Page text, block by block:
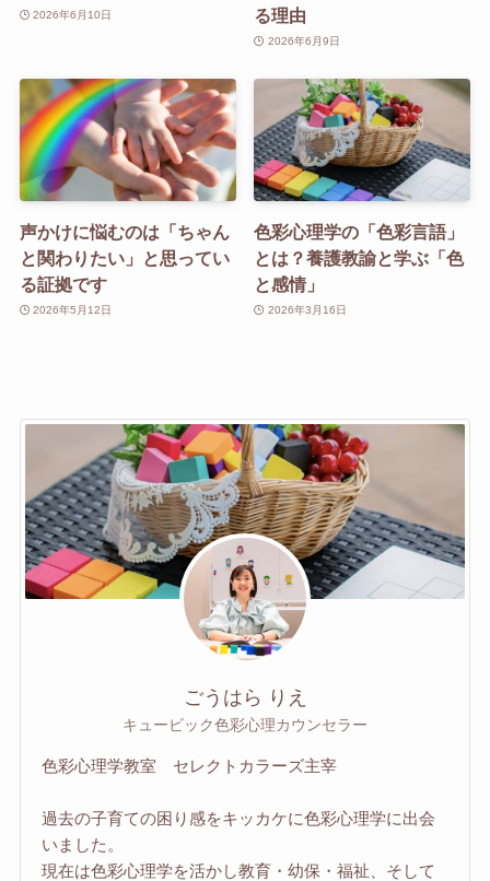
2026年6月10日
る理由
2026年6月9日
声かけに悩むのは「ちゃん
と関わりたい」と思ってい
る証拠です
2026年5月12日
色彩心理学の「色彩言語」
とは？養護教諭と学ぶ「色
と感情」
2026年3月16日
ごうはら りえ
キュービック色彩心理カウンセラー
色彩心理学教室 セレクトカラーズ主宰
過去の子育ての困り感をキッカケに色彩心理学に出会
いました。
現在は色彩心理学を活かし教育・幼保・福祉、そして